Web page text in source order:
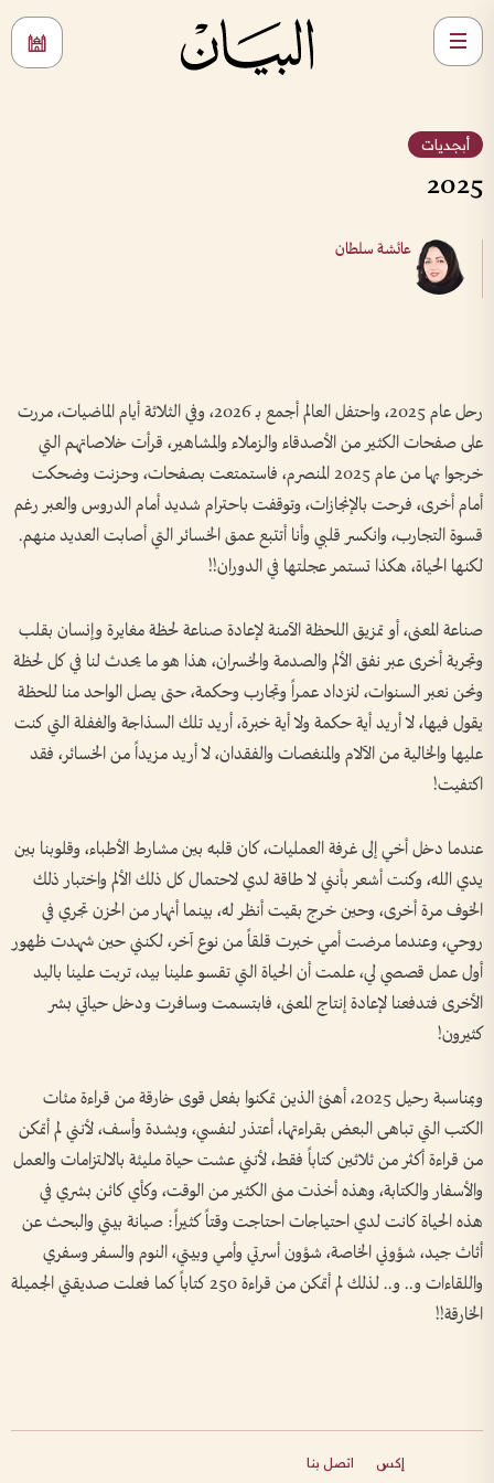
أبجديات
2025
عائشة سلطان
رحل عام 2025، واحتفل العالم أجمع بـ 2026، وفي الثلاثة أيام الماضيات، مررت
على صفحات الكثير من الأصدقاء والزملاء والمشاهير، قرأت خلاصاتهم التي
خرجوا بها من عام 2025 المنصرم، فاستمتعت بصفحات، وحزنت وضحكت
أمام أخرى، فرحت بالإنجازات، وتوقفت باحترام شديد أمام الدروس والعبر رغم
قسوة التجارب، وانكسر قلبي وأنا أتتبع عمق الخسائر التي أصابت العديد منهم.
لكنها الحياة، هكذا تستمر عجلتها في الدوران!!
صناعة المعنى، أو تمزيق اللحظة الآمنة لإعادة صناعة لحظة مغايرة وإنسان بقلب
وتجربة أخرى عبر نفق الألم والصدمة والخسران، هذا هو ما يحدث لنا في كل لحظة
ونحن نعبر السنوات، لنزداد عمراً وتجارب وحكمة، حتى يصل الواحد منا للحظة
يقول فيها، لا أريد أية حكمة ولا أية خبرة، أريد تلك السذاجة والغفلة التي كنت
عليها والخالية من الآلام والمنغصات والفقدان، لا أريد مزيداً من الخسائر، فقد
اكتفيت!
عندما دخل أخي إلى غرفة العمليات، كان قلبه بين مشارط الأطباء، وقلوبنا بين
يدي الله، وكنت أشعر بأنني لا طاقة لدي لاحتمال كل ذلك الألم واختبار ذلك
الخوف مرة أخرى، وحين خرج بقيت أنظر له، بينما أنهار من الحزن تجري في
روحي، وعندما مرضت أمي خبرت قلقاً من نوع آخر، لكنني حين شهدت ظهور
أول عمل قصصي لي، علمت أن الحياة التي تقسو علينا بيد، تربت علينا باليد
الأخرى فتدفعنا لإعادة إنتاج المعنى، فابتسمت وسافرت ودخل حياتي بشر
كثيرون!
وبمناسبة رحيل 2025، أهنئ الذين تمكنوا بفعل قوى خارقة من قراءة مئات
الكتب التي تباهى البعض بقراءتها، أعتذر لنفسي، وبشدة وأسف، لأنني لم أتمكن
من قراءة أكثر من ثلاثين كتاباً فقط، لأنني عشت حياة مليئة بالالتزامات والعمل
والأسفار والكتابة، وهذه أخذت منى الكثير من الوقت، وكأي كائن بشري في
هذه الحياة كانت لدي احتياجات احتاجت وقتاً كثيراً: صيانة بيتي والبحث عن
أثاث جيد، شؤوني الخاصة، شؤون أسرتي وأمي وبيتي، النوم والسفر وسفري
واللقاءات و.. و.. لذلك لم أتمكن من قراءة 250 كتاباً كما فعلت صديقتي الجميلة
الخارقة!!
إكس اتصل بنا